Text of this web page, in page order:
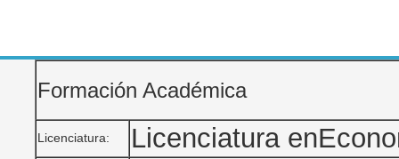
Formación Académica
Licenciatura: Licenciatura